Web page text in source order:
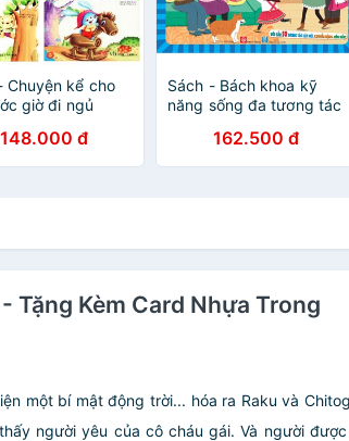
Chuyện kể cho
giờ đi ngủ
148.000 đ
Sách - Bách khoa kỹ
năng sống đa tương tác
giúp con văn minh, lịch
sự
162.500 đ
Tặng Kèm Card Nhựa Trong
một bí mật động trời... hóa ra Raku và
người yêu của cô cháu gái. Và người